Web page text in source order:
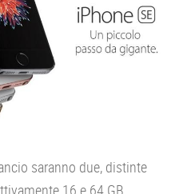
saranno due, distinte
16 e 64 GB.